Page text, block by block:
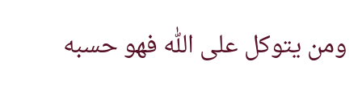
ومن يتوكل على الله فهو حسبه